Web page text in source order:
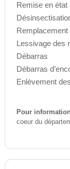
Remise en
Remplacement
Lessivage des
Débarras
Débarras
Enlèvement
Pour
coeur du